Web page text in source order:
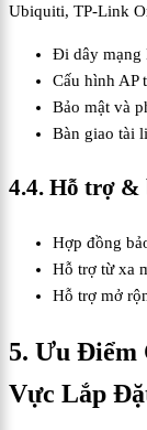
Ubiquiti, TP-Link
Đi dây mạng
Cấu hình AP
Bảo mật và
Bàn giao tài
4.4. Hỗ trợ
Hợp đồng
Hỗ trợ từ xa
Hỗ trợ mở
5. Ưu Điểm
Vực Lắp